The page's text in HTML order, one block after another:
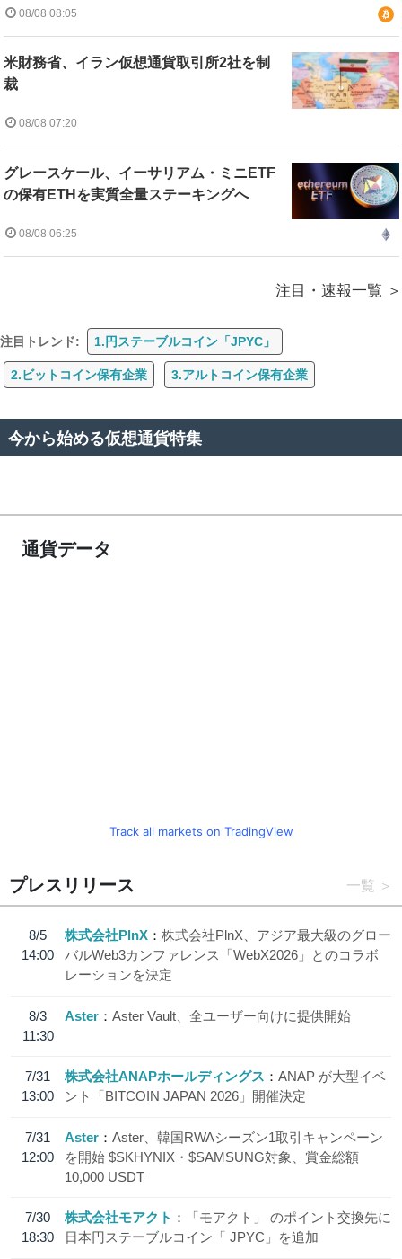
08/08 08:05
米財務省、イラン仮想通貨取引所2社を制
裁
08/08 07:20
グレースケール、イーサリアム・ミニETF
の保有ETHを実質全量ステーキングへ
08/08 06:25
注目・速報一覧
注目トレンド: 1.円ステーブルコイン「JPYC」
2.ビットコイン保有企業 3.アルトコイン保有企業
今から始める仮想通貨特集
通貨データ
Track all markets on TradingView
プレスリリース 一覧
8/5
14:00
株式会社PlnX
株式会社PlnX、アジア最大級のグロー
バルWeb3カンファレンス「WebX2026」とのコラボ
レーションを決定
8/3
11:30
Aster Aster Vault、全ユーザー向けに提供開始
7/31
13:00
株式会社ANAPホールディングス
ANAP が大型イベ
ント「BITCOIN JAPAN 2026」開催決定
7/31
12:00
Aster
Aster、韓国RWAシーズン1取引キャンペーン
を開始 $SKHYNIX・$SAMSUNG対象、賞金総額
10,000 USDT
7/30
18:30
株式会社モアクト
「モアクト」 のポイント交換先に
日本円ステーブルコイン「 JPYC」を追加